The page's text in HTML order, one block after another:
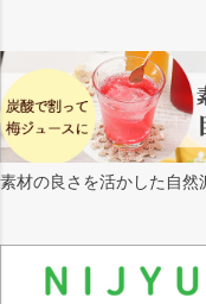
素材の良さを活かした自然